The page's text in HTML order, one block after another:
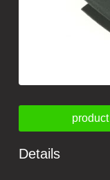
Details